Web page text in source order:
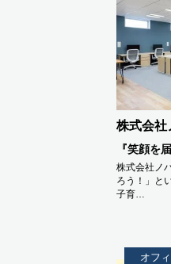
株式会社
『笑顔を
株式会社ノ
ろう！」と
子育…
オフ